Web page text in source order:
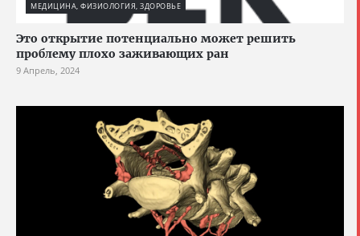
МЕДИЦИНА, ФИЗИОЛОГИЯ, ЗДОРОВЬЕ
Это открытие потенциально может решить
проблему плохо заживающих ран
9 Апрель, 2024